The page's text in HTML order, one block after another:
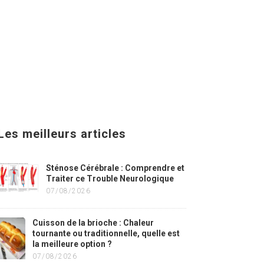
meilleurs articles
Sténose Cérébrale : Comprendre et
Traiter ce Trouble Neurologique
07/08/2026
Cuisson de la brioche : Chaleur
tournante ou traditionnelle, quelle est
la meilleure option ?
07/08/2026